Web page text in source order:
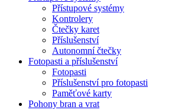
Přístupové systémy
Kontrolery
Čtečky karet
Příslušenství
Autonomní čtečky
Fotopasti a příslušenství
Fotopasti
Příslušenství pro fotopasti
Paměťové karty
Pohony bran a vrat